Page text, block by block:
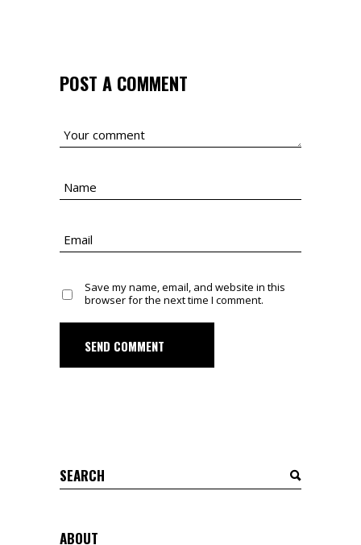
POST A COMMENT
Save my name, email, and website in this
browser for the next time I comment.
SEND COMMENT
Search
for:
ABOUT